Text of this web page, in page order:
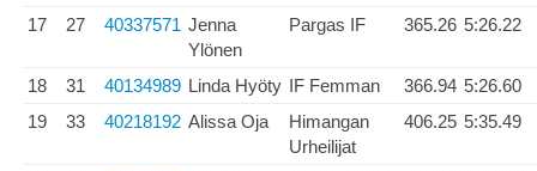
17 27 40337571 Jenna
Ylönen
Pargas IF 365.26 5:26.22
18 31 40134989 Linda Hyöty IF Femman 366.94 5:26.60
19
33 40218192 Alissa Oja
Himangan
Urheilijat
406.25 5:35.49